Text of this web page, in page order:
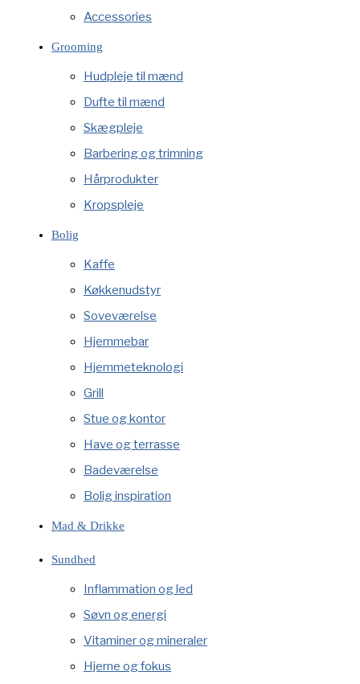
Accessories
Grooming
Hudpleje til mænd
Dufte til mænd
Skægpleje
Barbering og trimning
Hårprodukter
Kropspleje
Bolig
Kaffe
Køkkenudstyr
Soveværelse
Hjemmebar
Hjemmeteknologi
Grill
Stue og kontor
Have og terrasse
Badeværelse
Bolig inspiration
Mad & Drikke
Sundhed
Inflammation og led
Søvn og energi
Vitaminer og mineraler
Hjerne og fokus